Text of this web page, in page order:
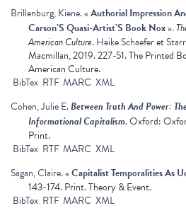
Brillenburg, Kiene.«Authorial Impression
Carson’S Quasi-Artist’S Book Nox».
American Culture.Heike Schaeferet
Macmillan, 2019. 227-51. The Printed
American Culture.
BibTex RTF MARC XML
Cohen, Julie E.Between Truth And Power:
Informational Capitalism. Oxford:
Print.
BibTex RTF MARC XML
Sagan, Claire.«Capitalist Temporalities As
143-174. Print. Theory & Event.
BibTex RTF MARC XML